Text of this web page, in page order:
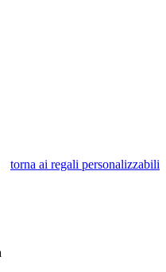
torna ai regali personalizzabili